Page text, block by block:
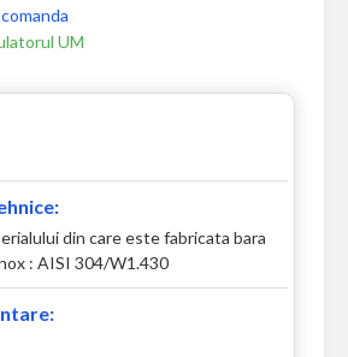
UM
din care este fabricata bara
: AISI 304/W1.430